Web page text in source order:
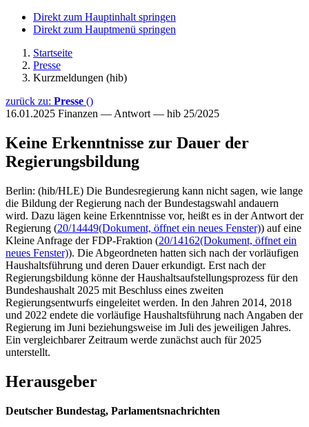
Direkt zum Hauptinhalt springen
Direkt zum Hauptmenü springen
Startseite
Presse
Kurzmeldungen (hib)
zurück zu: Presse ()
16.01.2025 Finanzen — Antwort — hib 25/2025
Keine Erkenntnisse zur Dauer der
Regierungsbildung
Berlin: (hib/HLE) Die Bundesregierung kann nicht sagen, wie lange
die Bildung der Regierung nach der Bundestagswahl andauern
wird. Dazu lägen keine Erkenntnisse vor, heißt es in der Antwort der
Regierung (20/14449(Dokument, öffnet ein neues Fenster)) auf eine
Kleine Anfrage der FDP-Fraktion (20/14162(Dokument, öffnet ein
neues Fenster)). Die Abgeordneten hatten sich nach der vorläufigen
Haushaltsführung und deren Dauer erkundigt. Erst nach der
Regierungsbildung könne der Haushaltsaufstellungsprozess für den
Bundeshaushalt 2025 mit Beschluss eines zweiten
Regierungsentwurfs eingeleitet werden. In den Jahren 2014, 2018
und 2022 endete die vorläufige Haushaltsführung nach Angaben der
Regierung im Juni beziehungsweise im Juli des jeweiligen Jahres.
Ein vergleichbarer Zeitraum werde zunächst auch für 2025
unterstellt.
Herausgeber
Deutscher Bundestag, Parlamentsnachrichten